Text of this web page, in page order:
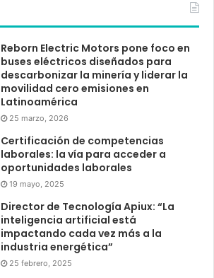
Reborn Electric Motors pone foco en
buses eléctricos diseñados para
descarbonizar la minería y liderar la
movilidad cero emisiones en
Latinoamérica
25 marzo, 2026
Certificación de competencias
laborales: la vía para acceder a
oportunidades laborales
19 mayo, 2025
Director de Tecnología Apiux: “La
inteligencia artificial está
impactando cada vez más a la
industria energética”
25 febrero, 2025